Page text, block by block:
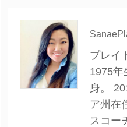
プレイ
1975年
身。
ア州在
スコー